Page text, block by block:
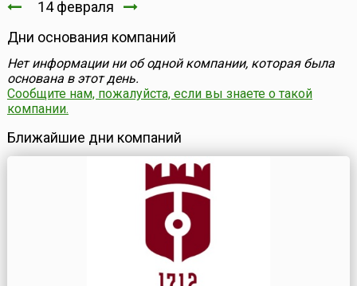
14 февраля
Дни основания компаний
Нет информации ни об одной компании, которая была
основана в этот день.
Сообщите нам, пожалуйста, если вы знаете о такой
компании.
Ближайшие дни компаний